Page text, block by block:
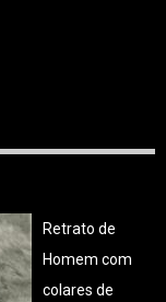
Retrato de
Homem com
colares de